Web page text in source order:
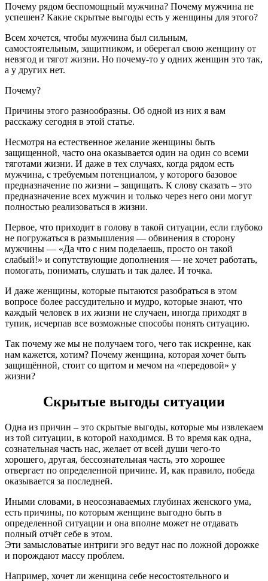
Почему рядом беспомощный мужчина? Почему мужчина не
успешен? Какие скрытые выгоды есть у женщины для этого?
Всем хочется, чтобы мужчина был сильным,
самостоятельным, защитником, и оберегал свою женщину от
невзгод и тягот жизни. Но почему-то у одних женщин это так,
а у других нет.
Почему?
Причины этого разнообразны. Об одной из них я вам
расскажу сегодня в этой статье.
Несмотря на естественное желание женщины быть
защищенной, часто она оказывается один на один со всеми
тяготами жизни. И даже в тех случаях, когда рядом есть
мужчина, с требуемым потенциалом, у которого базовое
предназначение по жизни – защищать. К слову сказать – это
предназначение всех мужчин и только через него они могут
полностью реализоваться в жизни.
Первое, что приходит в голову в такой ситуации, если глубоко
не погружаться в размышления — обвинения в сторону
мужчины — «Да что с ним поделаешь, просто он такой
слабый!» и сопутствующие дополнения — не хочет работать,
помогать, понимать, слушать и так далее. И точка.
И даже женщины, которые пытаются разобраться в этом
вопросе более рассудительно и мудро, которые знают, что
каждый человек в их жизни не случаен, иногда приходят в
тупик, исчерпав все возможные способы понять ситуацию.
Так почему же мы не получаем того, чего так искренне, как
нам кажется, хотим? Почему женщина, которая хочет быть
защищённой, стоит со щитом и мечом на «передовой» у
жизни?
Скрытые выгоды ситуации
Одна из причин – это скрытые выгоды, которые мы извлекаем
из той ситуации, в которой находимся. В то время как одна,
сознательная часть нас, желает от всей души чего-то
хорошего, другая, бессознательная часть, это хорошее
отвергает по определенной причине. И, как правило, победа
оказывается за последней.
Иными словами, в неосознаваемых глубинах женского ума,
есть причины, по которым женщине выгодно быть в
определенной ситуации и она вполне может не отдавать
полный отчёт себе в этом.
Эти замысловатые интриги эго ведут нас по ложной дорожке
и порождают массу проблем.
Например, хочет ли женщина себе несостоятельного и